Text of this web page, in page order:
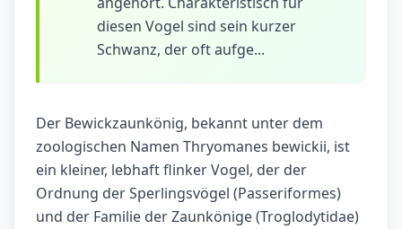
diesen Vogel sind sein kurzer
Schwanz, der oft aufge...
Der Bewickzaunkönig, bekannt unter dem
zoologischen Namen Thryomanes bewickii, ist
ein kleiner, lebhaft flinker Vogel, der der
Ordnung der Sperlingsvögel (Passeriformes)
und der Familie der Zaunkönige (Troglodytidae)